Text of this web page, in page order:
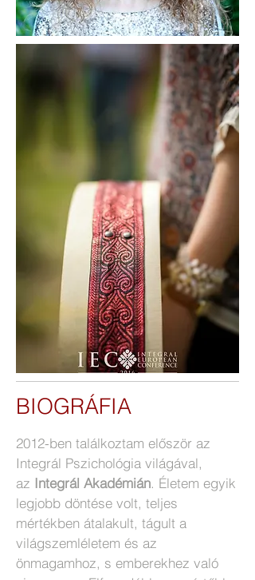
BIOGRÁFIA
2012-ben találkoztam először az
Integrál Pszichológia világával,
az Integrál Akadémián. Életem egyik
legjobb döntése volt, teljes
mértékben átalakult, tágult a
világszemléletem és az
önmagamhoz, s emberekhez való